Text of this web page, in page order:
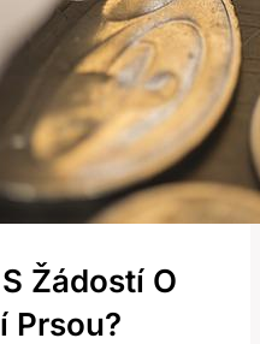
Žádostí O
Prsou?